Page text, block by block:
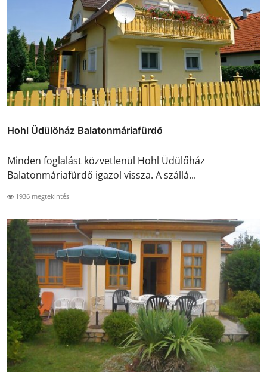
Hohl Üdülőház Balatonmáriafürdő
Minden foglalást közvetlenül Hohl Üdülőház
Balatonmáriafürdő igazol vissza. A szállá...
1936 megtekintés